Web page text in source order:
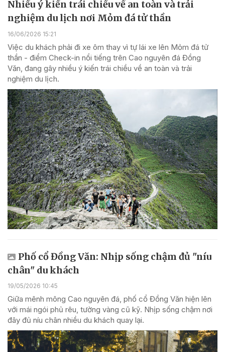
Nhiều ý kiến trái chiều về an toàn và trải
nghiệm du lịch nơi Mỏm đá tử thần
16/06/2026 15:21
Việc du khách phải đi xe ôm thay vì tự lái xe lên Mỏm đá tử
thần - điểm Check-in nổi tiếng trên Cao nguyên đá Đồng
Văn, đang gây nhiều ý kiến trái chiều về an toàn và trải
nghiệm du lịch.
Phố cổ Đồng Văn: Nhịp sống chậm đủ "níu
chân" du khách
19/05/2026 10:45
Giữa mênh mông Cao nguyên đá, phố cổ Đồng Văn hiện lên
với mái ngói phủ rêu, tường vàng cũ kỹ. Nhịp sống chậm nơi
đây đủ níu chân nhiều du khách quay lại.